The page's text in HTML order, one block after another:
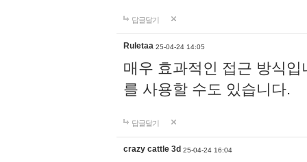
답글달기
Ruletaa 25-04-24 14:05
매우 효과적인 접근 방식입
를 사용할 수도 있습니다.
답글달기
crazy cattle 3d 25-04-24 16:04